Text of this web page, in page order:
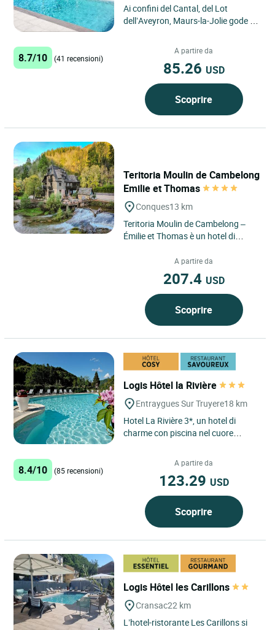
Ai confini del Cantal, del Lot
dell’Aveyron, Maurs-la-Jolie gode di
nostro stabilimento,...
8.7/10 (41 recensioni)
A partire da
85.26 USD
Scoprire
Teritoria Moulin de Cambelong
Emilie et Thomas
Conques13 km
Teritoria Moulin de Cambelong –
Émilie et Thomas è un hotel di
dipartimento dell’Aveyron,...
A partire da
207.4 USD
Scoprire
Logis Hôtel la Rivière
Entraygues Sur Truyere18 km
Hotel La Rivière 3*, un hotel di
charme con piscina nel cuore
modernità rappresentano...
8.4/10 (85 recensioni)
A partire da
123.29 USD
Scoprire
Logis Hôtel les Carillons
Cransac22 km
L’hotel-ristorante Les Carillons si